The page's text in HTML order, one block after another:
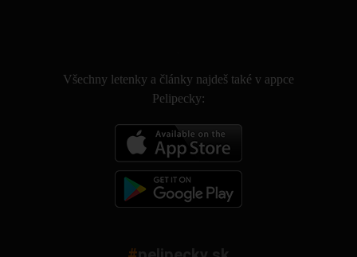
Všechny letenky a články najdeš také v appce
Pelipecky: